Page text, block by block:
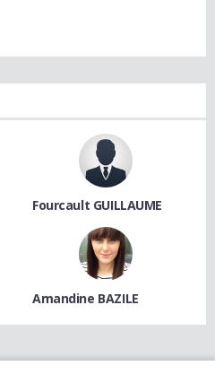
Fourcault GUILLAUME
Amandine BAZILE